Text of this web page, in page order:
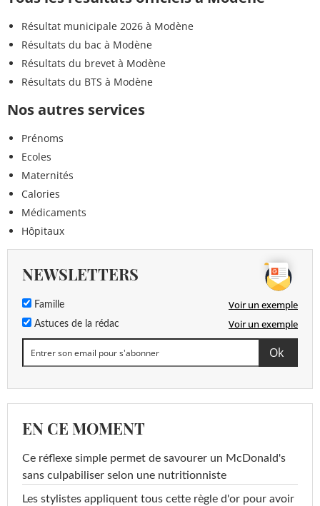
Résultat municipale 2026 à Modène
Résultats du bac à Modène
Résultats du brevet à Modène
Résultats du BTS à Modène
Nos autres services
Prénoms
Ecoles
Maternités
Calories
Médicaments
Hôpitaux
NEWSLETTERS
Famille Voir un exemple
Astuces de la rédac Voir un exemple
EN CE MOMENT
Ce réflexe simple permet de savourer un McDonald's
sans culpabiliser selon une nutritionniste
Les stylistes appliquent tous cette règle d'or pour avoir